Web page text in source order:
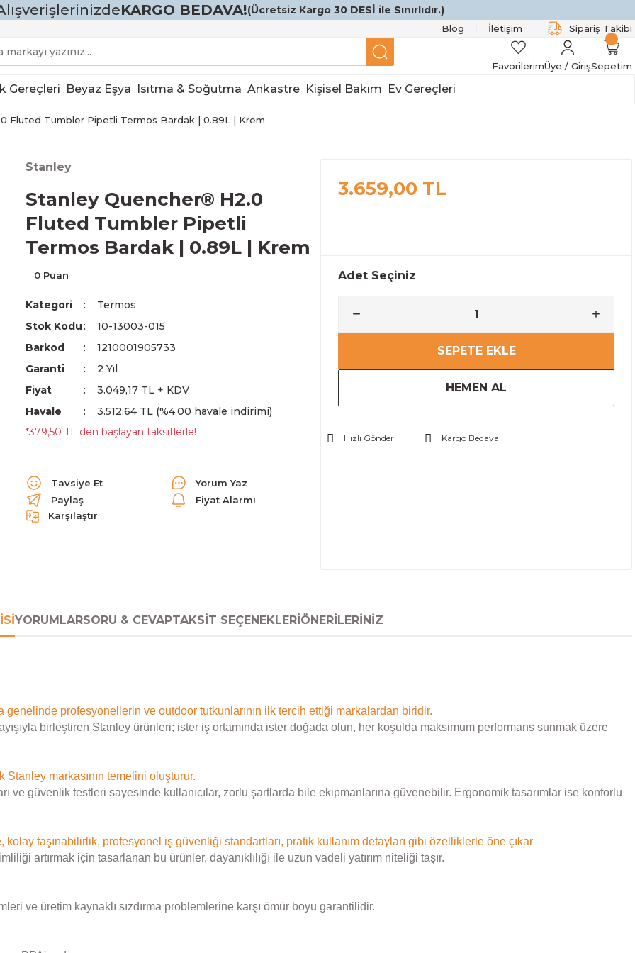
KARGO BEDAVA!(Ücretsiz Kargo 30 DESİ ile Sınırlıdır.)
Blog İletişim Sipariş Takibi
FavorilerimÜye / GirişSepetim
Gereçleri Beyaz Eşya Isıtma & Soğutma Ankastre Kişisel Bakım Ev Gereçleri
Fluted Tumbler Pipetli Termos Bardak | 0.89L | Krem
Stanley
Stanley Quencher® H2.0
Fluted Tumbler Pipetli
Termos Bardak | 0.89L | Krem
0 Puan
Kategori
Termos
Stok Kodu
10-13003-015
Barkod
1210001905733
Garanti
2 Yıl
Fiyat
3.049,17 TL + KDV
Havale
3.512,64 TL (%4,00 havale indirimi)
*379,50 TL den başlayan taksitlerle!
Tavsiye Et
Yorum Yaz
Paylaş
Fiyat Alarmı
Karşılaştır
3.659,00 TL
Adet Seçiniz
SEPETE EKLE
HEMEN AL
Hızlı Gönderi Kargo Bedava
YORUMLARSORU & CEVAPTAKSIT SEÇENEKLERIÖNERILERINIZ
genelinde profesyonellerin ve outdoor tutkunlarının ilk tercih ettiği markalardan biridir.
birleştiren Stanley ürünleri; ister iş ortamında ister doğada olun, her koşulda maksimum performans sunmak üzere
markasının temelini oluşturur.
ve güvenlik testleri sayesinde kullanıcılar, zorlu şartlarda bile ekipmanlarına güvenebilir. Ergonomik tasarımlar ise konforlu
kolay taşınabilirlik, profesyonel iş güvenliği standartları, pratik kullanım detayları gibi özelliklerle öne çıkar
artırmak için tasarlanan bu ürünler, dayanıklılığı ile uzun vadeli yatırım niteliği taşır.
ve üretim kaynaklı sızdırma problemlerine karşı ömür boyu garantilidir.